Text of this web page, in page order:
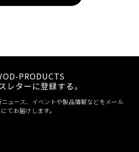
PRODUCTS
レターに登録する。
ニュース、イベントや製品情報などをメール
にてお届けします。